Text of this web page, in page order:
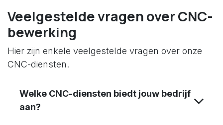
Veelgestelde vragen over CNC-
bewerking
Hier zijn enkele veelgestelde vragen over onze
CNC-diensten.
Welke CNC-diensten biedt jouw bedrijf
aan?